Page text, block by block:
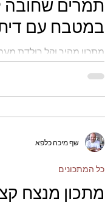
תמרים שחובה
במטבח עם
מתכון מהיר וקל רולדת
מתכון מנצח
כל המתכונים
שף מיכה כלפא